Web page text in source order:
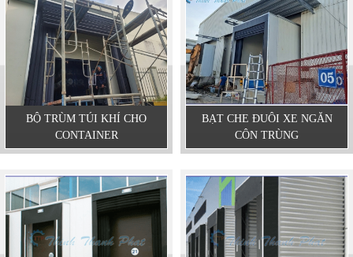
BỘ TRÙM TÚI KHÍ CHO
CONTAINER
BẠT CHE ĐUÔI XE NGĂN
CÔN TRÙNG